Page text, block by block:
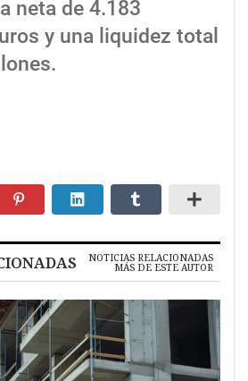
neta de 4.183
y una liquidez total
NOTICIAS RELACIONADAS
MÁS DE ESTE AUTOR